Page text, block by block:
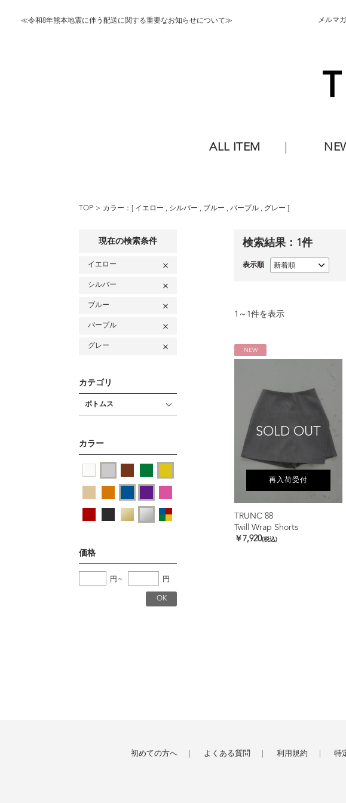
≪令和8年熊本地震に伴う配送に関する重要なお知らせについて≫ メルマ
ALL ITEM
TOP カラー：[ イエロー , シルバー , ブルー , パープル , グレー
現在の検索条件
イエロー
シルバー
ブルー
パープル
グレー
カテゴリ
ボトムス
カラー
価格
円 ~ 円
検索結果： 1 件
表示順
1 ～ 1 件を表示
NEW
SOLD OUT
再入荷受付
TRUNC 88
Twill Wrap Shorts
￥7,920(税込)
初めての方へ よくある質問 利用規約 特